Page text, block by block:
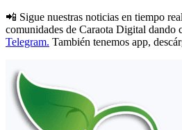
📲 Sigue nuestras noticias en tiempo
comunidades de Caraota Digital dando
Telegram. También tenemos app,